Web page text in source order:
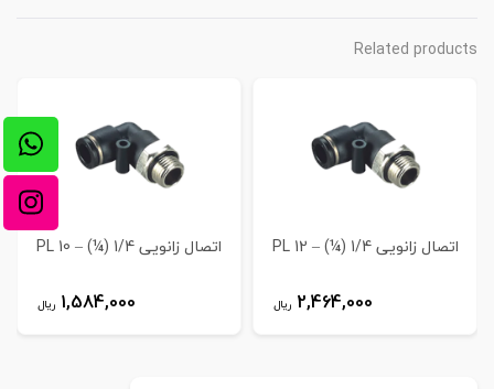
Related products
اتصال زانویی 1/4 (¼) – 12 PL
2,464,000 ریال
اتصال زانویی 1/4 (¼) – 10 PL
1,584,000 ریال